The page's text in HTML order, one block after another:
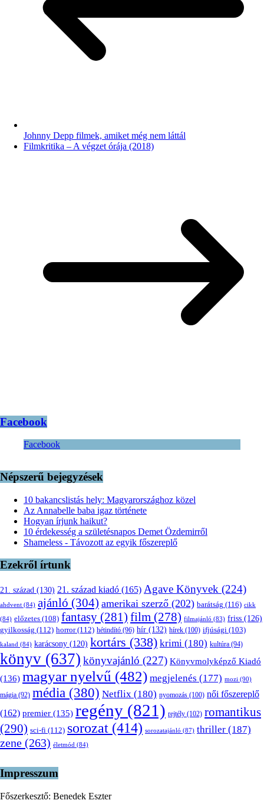
Johnny Depp filmek, amiket még nem láttál
Filmkritika – A végzet órája (2018)
Facebook
Facebook
Népszerű bejegyzések
10 bakancslistás hely: Magyarországhoz közel
Az Annabelle baba igaz története
Hogyan írjunk haikut?
10 érdekesség a születésnapos Demet Özdemirről
Shameless - Távozott az egyik főszereplő
Ezekről írtunk
21. század (130) 21. század kiadó (165) Agave Könyvek (224)
ahdvent (84) ajánló (304) amerikai szerző (202) barátság (116) cikk
(84) előzetes (108) fantasy (281) film (278) filmajánló (83) friss (126)
gyilkosság (112) horror(112) hétindító (96) hír (132) hírek (100) ifjúsági (103)
kaland (84) karácsony (120) kortárs (338) krimi (180) kultúra (94)
könyv (637) könyvajánló (227) Könyvmolyképző Kiadó
(136) magyar nyelvű (482) megjelenés (177) mozi (90)
mágia (92) média (380) Netflix (180) nyomozás (100) női főszereplő
(162) premier (135) regény (821) rejtély (102) romantikus
(290) sci-fi (112) sorozat (414) sorozatajánló (87) thriller (187)
zene (263) életmód (84)
Impresszum
Főszerkesztő: Benedek Eszter